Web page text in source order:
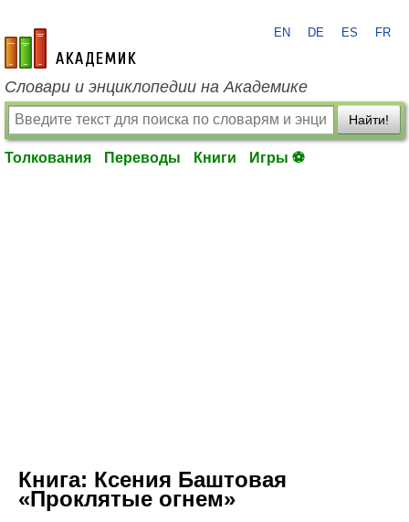
academic.ru
EN DE ES FR
Словари и энциклопедии на Академике
Найти!
Толкования Переводы Книги Игры ⚽
Книга: Ксения Баштовая
«Проклятые огнем»